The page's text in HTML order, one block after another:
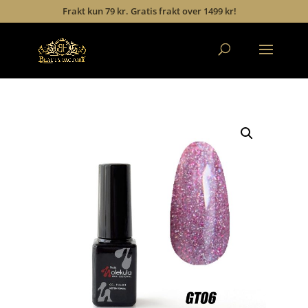
Frakt kun 79 kr. Gratis frakt over 1499 kr!